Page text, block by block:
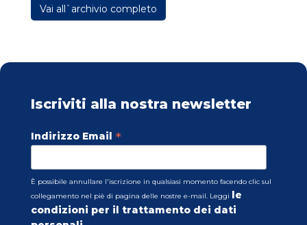
Vai all`archivio completo
Iscriviti alla nostra newsletter
Indirizzo Email *
È possibile annullare l'iscrizione in qualsiasi momento facendo clic sul
collegamento nel piè di pagina delle nostre e-mail. Leggi le
condizioni per il trattamento dei dati